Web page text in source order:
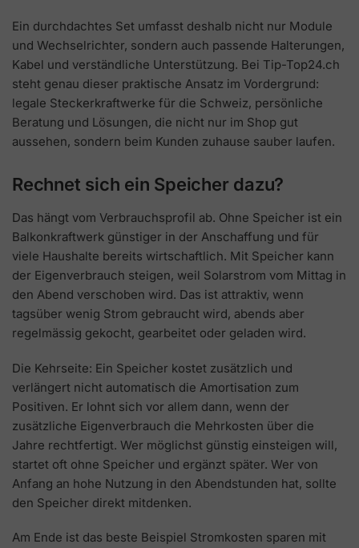
Ein durchdachtes Set umfasst deshalb nicht nur Module
und Wechselrichter, sondern auch passende Halterungen,
Kabel und verständliche Unterstützung. Bei Tip-Top24.ch
steht genau dieser praktische Ansatz im Vordergrund:
legale Steckerkraftwerke für die Schweiz, persönliche
Beratung und Lösungen, die nicht nur im Shop gut
aussehen, sondern beim Kunden zuhause sauber laufen.
Rechnet sich ein Speicher dazu?
Das hängt vom Verbrauchsprofil ab. Ohne Speicher ist ein
Balkonkraftwerk günstiger in der Anschaffung und für
viele Haushalte bereits wirtschaftlich. Mit Speicher kann
der Eigenverbrauch steigen, weil Solarstrom vom Mittag in
den Abend verschoben wird. Das ist attraktiv, wenn
tagsüber wenig Strom gebraucht wird, abends aber
regelmässig gekocht, gearbeitet oder geladen wird.
Die Kehrseite: Ein Speicher kostet zusätzlich und
verlängert nicht automatisch die Amortisation zum
Positiven. Er lohnt sich vor allem dann, wenn der
zusätzliche Eigenverbrauch die Mehrkosten über die
Jahre rechtfertigt. Wer möglichst günstig einsteigen will,
startet oft ohne Speicher und ergänzt später. Wer von
Anfang an hohe Nutzung in den Abendstunden hat, sollte
den Speicher direkt mitdenken.
Am Ende ist das beste Beispiel Stromkosten sparen mit